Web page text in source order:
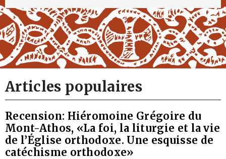
Articles populaires
Recension: Hiéromoine Grégoire du
Mont-Athos, «La foi, la liturgie et la vie
de l’Église orthodoxe. Une esquisse de
catéchisme orthodoxe»